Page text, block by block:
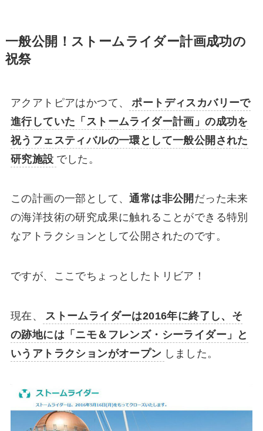
一般公開！ストームライダー計画成功の
祝祭
アクアトピアはかつて、
ポートディスカバリーで
進行していた「ストームライダー計画」の成功を
祝うフェスティバルの一環として一般公開された
研究施設 でした。
この計画の一部として、通常は非公開 だった未来
の海洋技術の研究成果に触れることができる特別
なアトラクションとして公開されたのです。
ですが、ここでちょっとしたトリビア！
現在、
ストームライダーは2016年に終了し、そ
の跡地には「ニモ＆フレンズ・シーライダー」と
いうアトラクションがオープン しました。